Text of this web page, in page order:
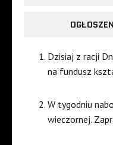
Dzisiaj z racji
na fundusz
W tygodniu
wieczornej.